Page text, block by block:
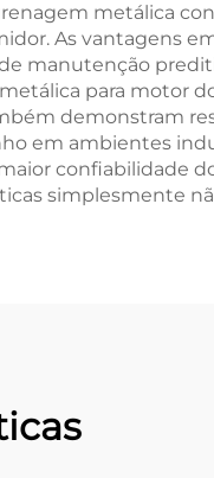
metálica
As vantagens
manutenção
para motor
demonstram
em ambientes
confiabilidade
simplesmente